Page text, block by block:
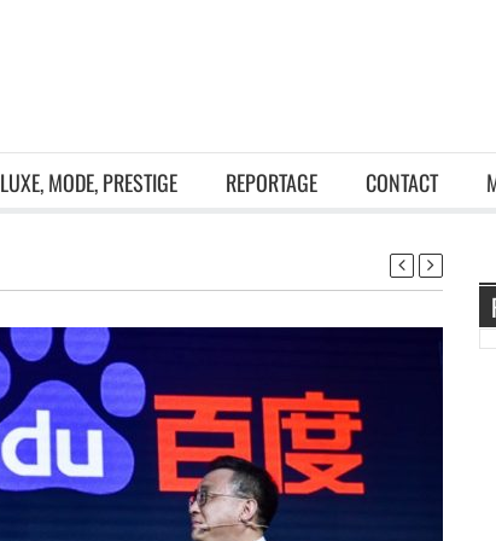
LUXE, MODE, PRESTIGE REPORTAGE CONTACT